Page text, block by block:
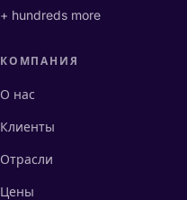
+ hundreds more
КОМПАНИЯ
О нас
Клиенты
Отрасли
Цены